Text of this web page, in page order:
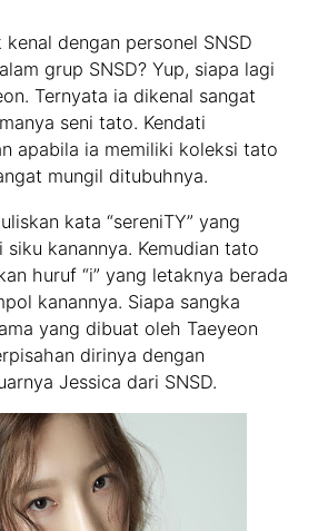
dengan personel SNSD
grup SNSD? Yup, siapa lagi
Ternyata ia dikenal sangat
seni tato. Kendati
apabila ia memiliki koleksi tato
mungil ditubuhnya.
kata “sereniTY” yang
kanannya. Kemudian tato
huruf “i” yang letaknya berada
kanannya. Siapa sangka
yang dibuat oleh Taeyeon
dirinya dengan
Jessica dari SNSD.